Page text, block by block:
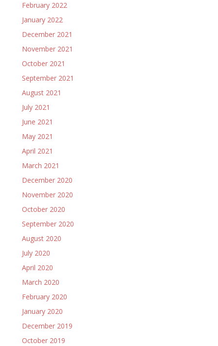
February 2022
January 2022
December 2021
November 2021
October 2021
September 2021
August 2021
July 2021
June 2021
May 2021
April 2021
March 2021
December 2020
November 2020
October 2020
September 2020
August 2020
July 2020
April 2020
March 2020
February 2020
January 2020
December 2019
October 2019